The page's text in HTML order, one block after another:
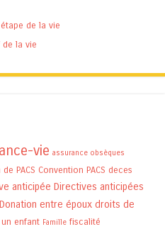
de la vie
la vie
vie assurance obsèques
PACS Convention PACS deces
anticipée Directives anticipées
Donation entre époux droits de
enfant Famille fiscalité